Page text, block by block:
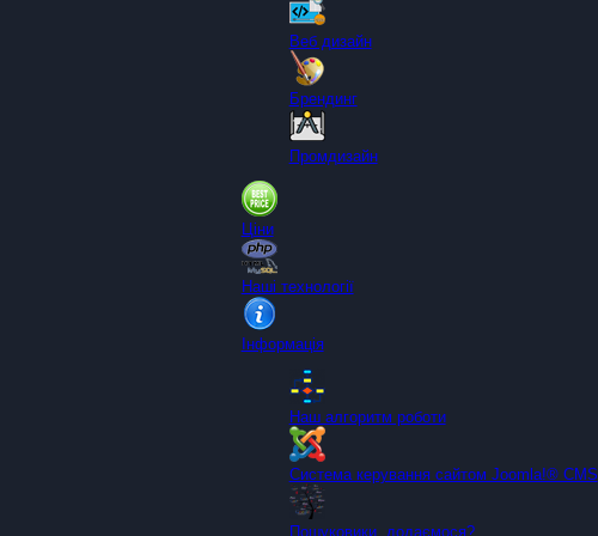
Веб дизайн
Брендинг
Промдизайн
Ціни
Наші технології
Інформація
Наш алгоритм роботи
Система керування сайтом Joomla!® CMS
Пошуковики, додаємося?